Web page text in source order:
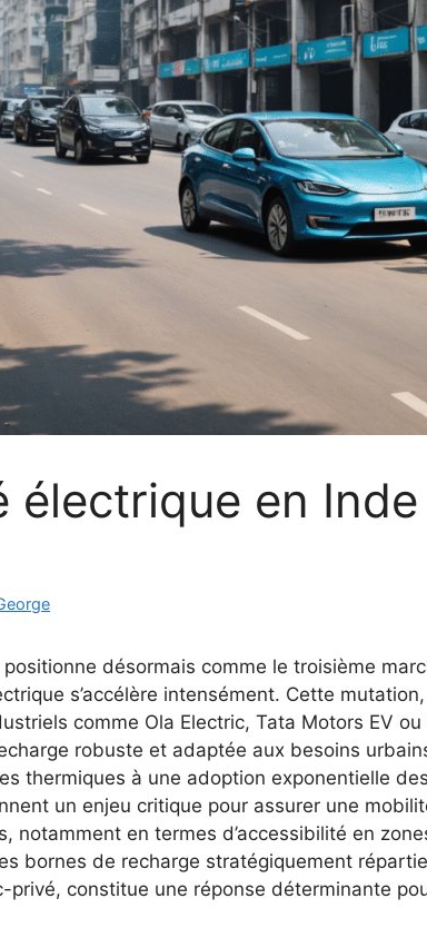
électrique en
positionne désormais comme le troisième
s’accélère intensément. Cette
comme Ola Electric, Tata Motors EV
robuste et adaptée aux besoins
thermiques à une adoption exponentielle
un enjeu critique pour assurer une
notamment en termes d’accessibilité en
bornes de recharge stratégiquement
privé, constitue une réponse déterminante